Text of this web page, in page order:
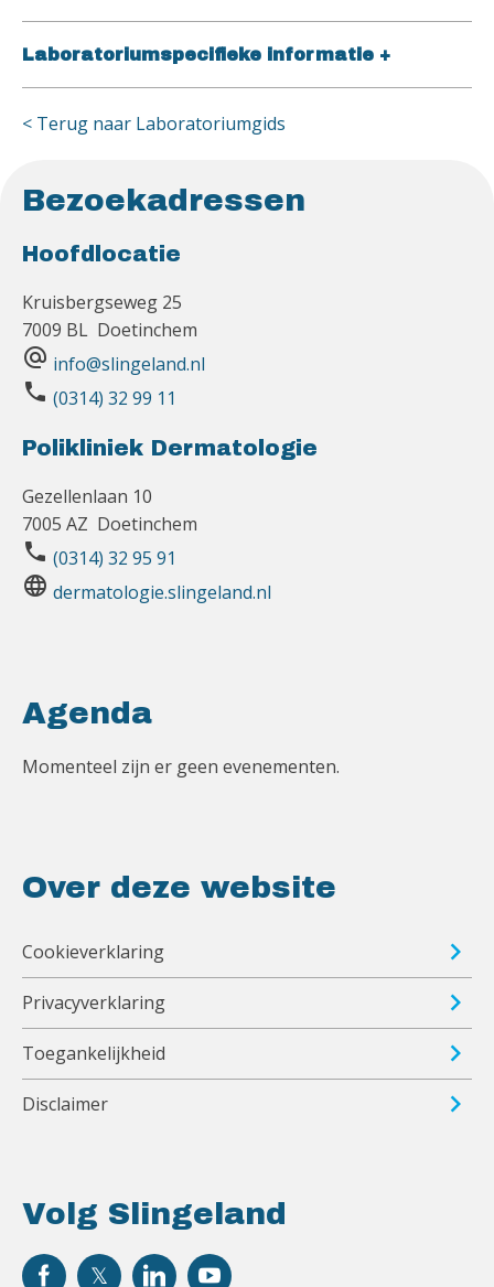
Laboratoriumspecifieke informatie +
< Terug naar Laboratoriumgids
Bezoekadressen
Hoofdlocatie
Kruisbergseweg 25
7009 BL Doetinchem
alternate_email info@slingeland.nl
phone (0314) 32 99 11
Polikliniek Dermatologie
Gezellenlaan 10
7005 AZ Doetinchem
phone (0314) 32 95 91
language dermatologie.slingeland.nl
Volg Slingeland
Agenda
Momenteel zijn er geen evenementen.
Over deze website
Cookieverklaring
Privacyverklaring
Toegankelijkheid
Disclaimer